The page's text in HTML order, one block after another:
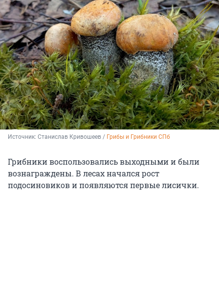
Источник: Станислав Кривошеев / Грибы и Грибники СПб
Грибники воспользовались выходными и были
вознаграждены. В лесах начался рост
подосиновиков и появляются первые лисички.